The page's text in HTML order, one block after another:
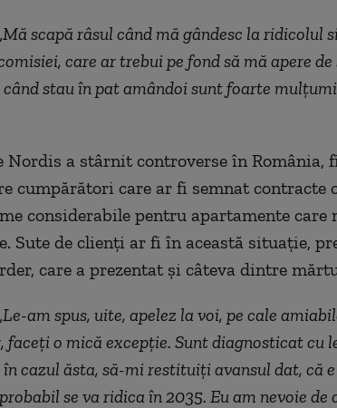
Mă scapă râsul când mă gândesc la ridicolul
care ar trebui pe fond să mă apere
când stau în pat amândoi sunt foarte
Nordis a stârnit controverse în România,
cumpărători care ar fi semnat contracte
considerabile pentru apartamente care
Sute de clienți ar fi în această situație,
care a prezentat și câteva dintre
Le-am spus, uite, apelez la voi, pe cale
faceți o mică excepție. Sunt diagnosticat cu
cazul ăsta, să-mi restituiți avansul dat, că
se va ridica în 2035. Eu am nevoie de